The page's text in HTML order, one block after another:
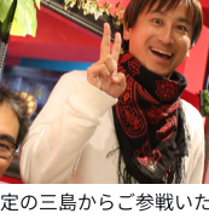
の三島からご参戦い